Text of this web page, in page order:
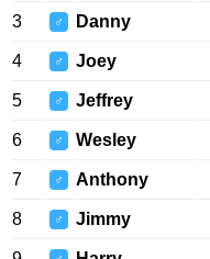
3 ♂ Danny
4 ♂ Joey
5 ♂ Jeffrey
6 ♂ Wesley
7 ♂ Anthony
8 ♂ Jimmy